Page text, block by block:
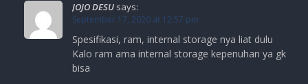
JOJO DESU says:
September 17, 2020 at 12:57 pm
Spesifikasi, ram, internal storage nya liat dulu
Kalo ram ama internal storage kepenuhan ya gk
bisa